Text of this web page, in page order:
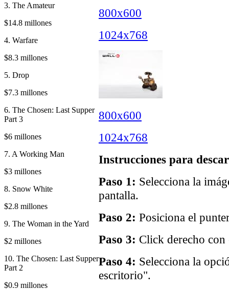
3. The Amateur
$14.8 millones
4. Warfare
$8.3 millones
5. Drop
$7.3 millones
6. The Chosen: Last Supper
Part 3
$6 millones
7. A Working Man
$3 millones
8. Snow White
$2.8 millones
9. The Woman in the Yard
$2 millones
10. The Chosen: Last Supper
Part 2
$0.9 millones
800x600
1024x768
800x600
1024x768
Instrucciones para
Paso 1: Selecciona la
pantalla.
Paso 2: Posiciona el
Paso 3: Click derecho con
Paso 4: Selecciona la
escritorio".